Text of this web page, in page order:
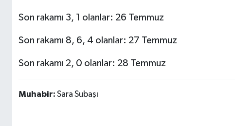
Son rakamı 3, 1 olanlar: 26 Temmuz
Son rakamı 8, 6, 4 olanlar: 27 Temmuz
Son rakamı 2, 0 olanlar: 28 Temmuz
Muhabir: Sara Subaşı